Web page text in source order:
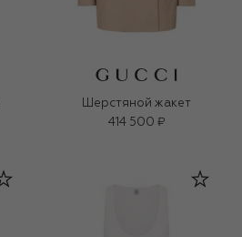
Шерстяной жакет
414 500 ₽